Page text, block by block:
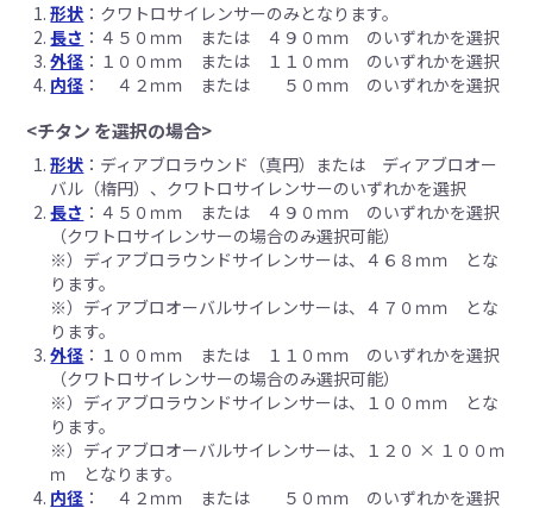
形状 ：クワトロサイレンサーのみとなります。
長さ ：４５０ｍｍ または ４９０ｍｍ のいずれかを選択
外径 ：１００ｍｍ または １１０ｍｍ のいずれかを選択
内径 ： ４２ｍｍ または ５０ｍｍ のいずれかを選択
<チタン を選択の場合>
形状 ：ディアブロラウンド（真円）または ディアブロオー
バル（楕円）、クワトロサイレンサーのいずれかを選択
長さ ：４５０ｍｍ または ４９０ｍｍ のいずれかを選択
（クワトロサイレンサーの場合のみ選択可能）
※）ディアブロラウンドサイレンサーは、４６８ｍｍ とな
ります。
※）ディアブロオーバルサイレンサーは、４７０ｍｍ とな
ります。
外径 ：１００ｍｍ または １１０ｍｍ のいずれかを選択
（クワトロサイレンサーの場合のみ選択可能）
※）ディアブロラウンドサイレンサーは、１００ｍｍ とな
ります。
※）ディアブロオーバルサイレンサーは、１２０ × １００ｍ
ｍ となります。
内径 ： ４２ｍｍ または ５０ｍｍ のいずれかを選択